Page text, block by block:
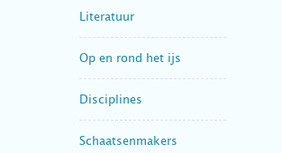
Literatuur
Op en rond het ijs
Disciplines
Schaatsenmakers